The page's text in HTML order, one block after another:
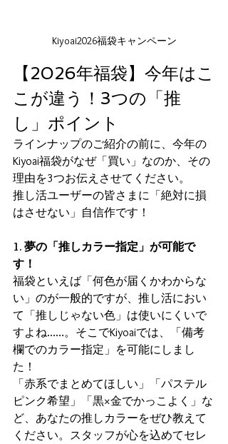
Kiyoai2026福袋キャンペーン
【2026年福袋】今年はこ
こが違う！3つの「推
し」ポイント
ラインナップのご紹介の前に、今年の
Kiyoai福袋がなぜ「買い」なのか、その
理由を3つお伝えさせてください。
推し活ユーザーの皆さまに「絶対に損
はさせない」自信作です！
1. 夢の「推しカラー指定」が可能で
す！
福袋といえば「何色が届くかわからな
い」のが一般的ですが、推し活におい
て「推しじゃない色」は使いにくいで
すよね……。そこでKiyoaiでは、「備考
欄でのカラー指定」を可能にしまし
た！
「赤系でまとめてほしい」「パステル
ピンク希望」「黒×金でかっこよく」な
ど、あなたの推しカラーをぜひ教えて
ください。スタッフが心を込めてセレ